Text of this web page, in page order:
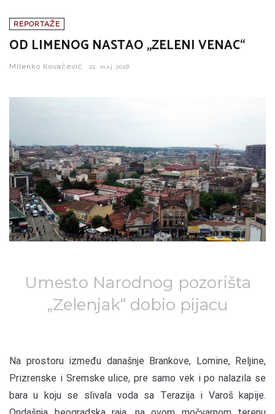
REPORTAŽE
OD LIMENOG NASTAO „ZELENI VENAC“
Milenko Kovačević 21. maj 2018.
Umesto Narodnog pozorišta
„Zelenjak“ dobio pijacu
Na prostoru između današnje Brankove, Lomine, Reljine,
Prizrenske i Sremske ulice, pre samo vek i po nalazila se
bara u koju se slivala voda sa Terazija i Varoš kapije.